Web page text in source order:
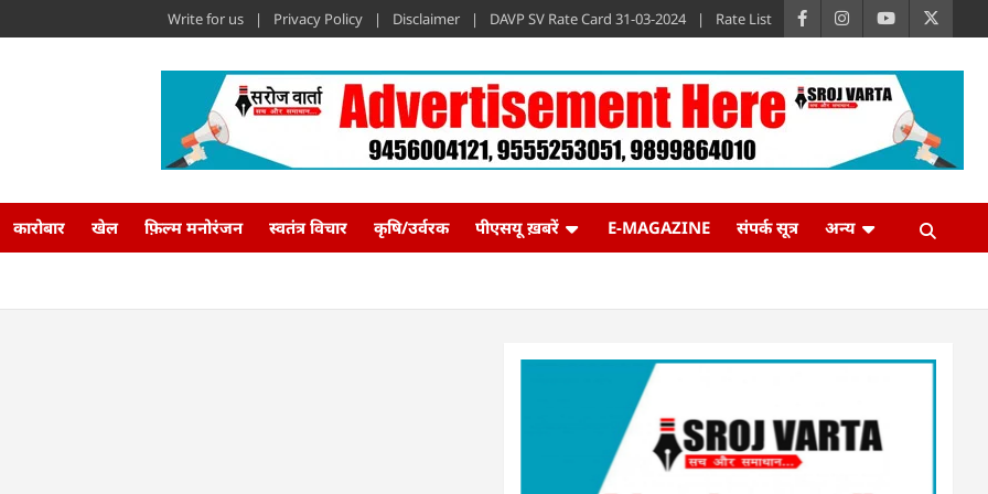
Write for us Privacy Policy Disclaimer DAVP SV Rate Card 31-03-2024 Rate List
कारोबार खेल फ़िल्म मनोरंजन स्वतंत्र विचार कृषि/उर्वरक पीएसयू ख़बरें E-MAGAZINE संपर्क सूत्र अन्य